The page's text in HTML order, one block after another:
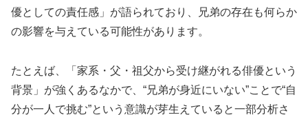
優としての責任感」が語られており、兄弟の存在も何らか
の影響を与えている可能性があります。
たとえば、「家系・父・祖父から受け継がれる俳優という
背景」が強くあるなかで、“兄弟が身近にいない”ことで“自
分が一人で挑む”という意識が芽生えていると一部分析さ